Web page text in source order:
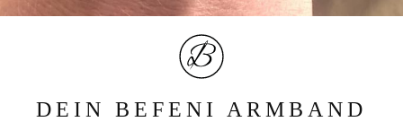
DEIN BEFENI ARMBAND